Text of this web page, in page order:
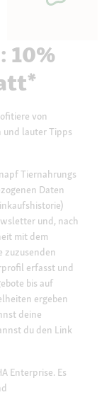
10%
von
und lauter Tipps
Tiernahrungs
Daten
und, nach
mit dem
zuzusenden
erfasst und
bis auf
ergeben
deine
du den Link
Enterprise. Es